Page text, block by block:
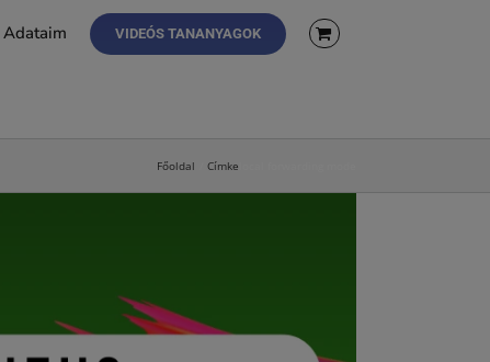
Adataim VIDEÓS TANANYAGOK
Főoldal Címke